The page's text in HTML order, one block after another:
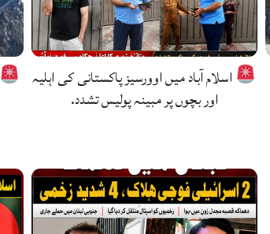
اسلام آباد میں اوورسیز پاکستانی کی اہلیہ
اور بچوں پر مبینہ پولیس تشدد.